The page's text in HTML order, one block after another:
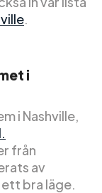
.
i
i Nashville,
från
av
bra läge.